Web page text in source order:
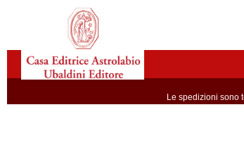
Le spedizioni sono